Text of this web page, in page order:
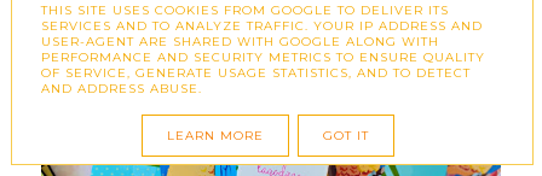
SIERPNIOWE SPOTKANIE BLOGEREK W
BIAŁYMSTOKU - RELACJA + UPOMINKI
THIS SITE USES COOKIES FROM GOOGLE TO DELIVER ITS
SERVICES AND TO ANALYZE TRAFFIC. YOUR IP ADDRESS AND
USER-AGENT ARE SHARED WITH GOOGLE ALONG WITH
PERFORMANCE AND SECURITY METRICS TO ENSURE QUALITY
OF SERVICE, GENERATE USAGE STATISTICS, AND TO DETECT
AND ADDRESS ABUSE.
LEARN MORE GOT IT